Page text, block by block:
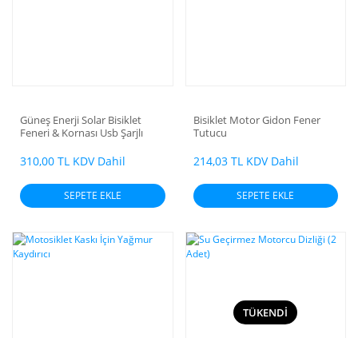
Güneş Enerji Solar Bisiklet
Feneri & Kornası Usb Şarjlı
310,00 TL KDV Dahil
SEPETE EKLE
Bisiklet Motor Gidon Fener
Tutucu
214,03 TL KDV Dahil
SEPETE EKLE
TÜKENDİ